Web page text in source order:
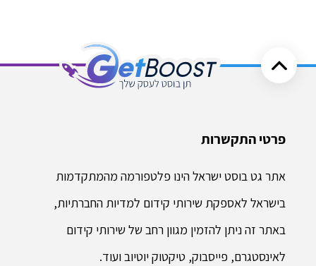
פרטי התקשרות
אתר גט בוסט ישראל הינו פלטפורמה מהמתקדמות
בישראל לאספקת שירותי קידום למדיות החברתיות,
באתר זה ניתן להזמין מגוון רחב של שירותי קידום
לאינסטגרם, פייסבוק, טיקטוק יוטיוב ועוד.